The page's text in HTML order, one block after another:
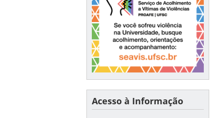
Acesso à Informação